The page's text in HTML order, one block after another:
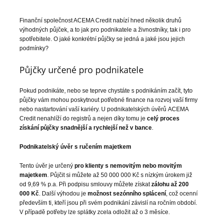
Finanční společnost ACEMA Credit nabízí hned několik druhů
výhodných půjček, a to jak pro podnikatele a živnostníky, tak i pro
spotřebitele. O jaké konkrétní půjčky se jedná a jaké jsou jejich
podmínky?
Půjčky určené pro podnikatele
Pokud podnikáte, nebo se teprve chystáte s podnikáním začít, tyto
půjčky vám mohou poskytnout potřebné finance na rozvoj vaší firmy
nebo nastartování vaší kariéry. U podnikatelských úvěrů ACEMA
Credit nenahlíží do registrů a nejen díky tomu je celý proces
získání půjčky snadnější a rychlejší než v bance.
Podnikatelský úvěr s ručením majetkem
Tento úvěr je určený pro klienty s nemovitým nebo movitým
majetkem. Půjčit si můžete až 50 000 000 Kč s nízkým úrokem již
od 9,69 % p.a. Při podpisu smlouvy můžete získatzálohu až 200
000 Kč. Další výhodou je možnost sezónního splácení, což ocenní
především ti, kteří jsou při svém podnikání závislí na ročním období.
V případě potřeby lze splátky zcela odložit až o 3 měsíce.